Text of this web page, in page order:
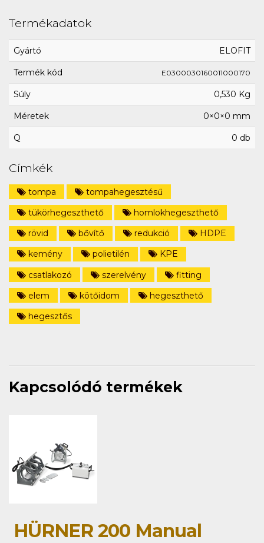
Termékadatok
Gyártó ELOFIT
Termék kód E0300030160011000170
Súly 0,530 Kg
Méretek 0×0×0 mm
Q 0 db
Címkék
tompa
tompahegesztésű
tükörhegeszthető
homlokhegeszthető
rövid
bővítő redukció
HDPE
kemény
polietilén
KPE
csatlakozó
szerelvény
fitting
elem
kötőidom
hegeszthető
hegesztős
Kapcsolódó termékek
HÜRNER 200 Manual